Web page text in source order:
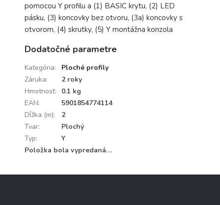
pomocou Y profilu a (1) BASIC krytu, (2) LED
pásku, (3) koncovky bez otvoru, (3a) koncovky s
otvorom, (4) skrutky, (5) Y montážna konzola
Dodatočné parametre
Kategória:
Ploché profily
Záruka:
2 roky
Hmotnosť:
0.1 kg
EAN:
5901854774114
Dĺžka (m):
2
Tvar:
Plochý
Typ:
Y
Položka bola vypredaná…